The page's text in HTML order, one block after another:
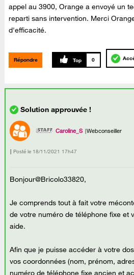
appel au 3900, Orange a envoyé un
reparti sans intervention. Merci
d'efficacité.
Répondre 0
Caroline_S Webconseiller
Posté le ‎18/11/2021 17h47
Bonjour@Bricolo33820,
Je comprends tout à fait votre
de votre numéro de téléphone fixe et
aide.
Afin que je puisse accéder à votre
vos coordonnées (nom, prénom,
numéro de téléphone fixe ancien et